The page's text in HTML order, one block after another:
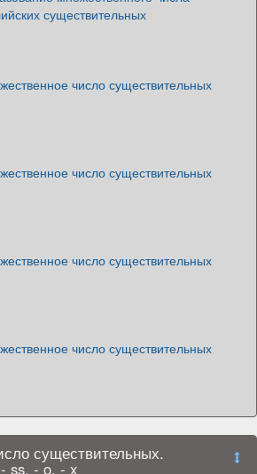
существительных
число существительных
число существительных
число существительных
число существительных
существительных.
ss, - o, - x